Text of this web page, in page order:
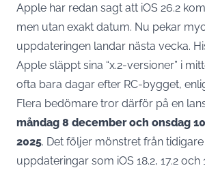
Apple har redan sagt att iOS 26.2
men utan exakt datum. Nu pekar
uppdateringen landar nästa vecka.
Apple släppt sina “x.2-versioner” i
ofta bara dagar efter RC-bygget,
Flera bedömare tror därför på en
måndag 8 december och onsdag
2025. Det följer mönstret från
uppdateringar som iOS 18.2, 17.2